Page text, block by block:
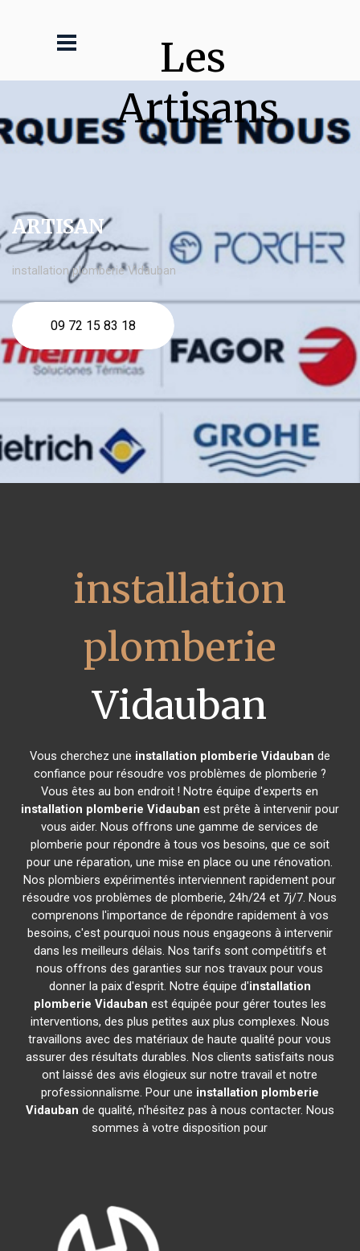
Les
Artisans
ARTISAN
installation plomberie Vidauban
09 72 15 83 18
installation
plomberie
Vidauban
Vous cherchez une installation plomberie Vidauban de
confiance pour résoudre vos problèmes de plomberie ?
Vous êtes au bon endroit ! Notre équipe d'experts en
installation plomberie Vidauban est prête à intervenir pour
vous aider. Nous offrons une gamme de services de
plomberie pour répondre à tous vos besoins, que ce soit
pour une réparation, une mise en place ou une rénovation.
Nos plombiers expérimentés interviennent rapidement pour
résoudre vos problèmes de plomberie, 24h/24 et 7j/7. Nous
comprenons l'importance de répondre rapidement à vos
besoins, c'est pourquoi nous nous engageons à intervenir
dans les meilleurs délais. Nos tarifs sont compétitifs et
nous offrons des garanties sur nos travaux pour vous
donner la paix d'esprit. Notre équipe d'installation
plomberie Vidauban est équipée pour gérer toutes les
interventions, des plus petites aux plus complexes. Nous
travaillons avec des matériaux de haute qualité pour vous
assurer des résultats durables. Nos clients satisfaits nous
ont laissé des avis élogieux sur notre travail et notre
professionnalisme. Pour une installation plomberie
Vidauban de qualité, n'hésitez pas à nous contacter. Nous
sommes à votre disposition pour